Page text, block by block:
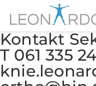
Kontakt
T 061 335